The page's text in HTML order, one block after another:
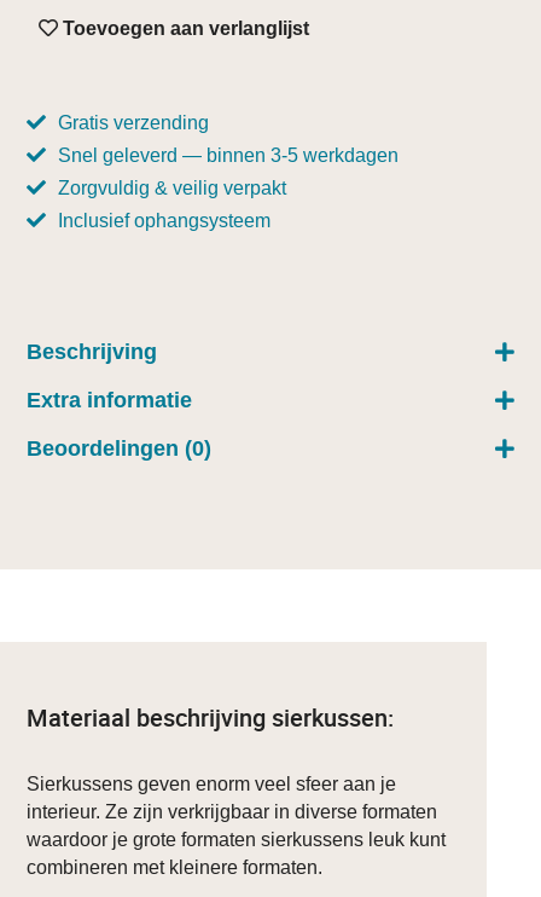
Toevoegen aan verlanglijst
Gratis verzending
Snel geleverd — binnen 3-5 werkdagen
Zorgvuldig & veilig verpakt
Inclusief ophangsysteem
Beschrijving
Extra informatie
Beoordelingen (0)
Materiaal beschrijving sierkussen:
Sierkussens geven enorm veel sfeer aan je
interieur. Ze zijn verkrijgbaar in diverse formaten
waardoor je grote formaten sierkussens leuk kunt
combineren met kleinere formaten.